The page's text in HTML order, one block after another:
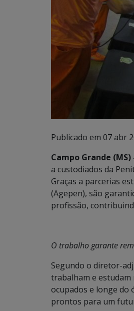
Publicado em 07 abr
Campo Grande (MS)
a custodiados da
Graças a parcerias
(Agepen), são
profissão,
O trabalho garante
Segundo o diretor-
trabalham e estudam
ocupados e longe do
prontos para um